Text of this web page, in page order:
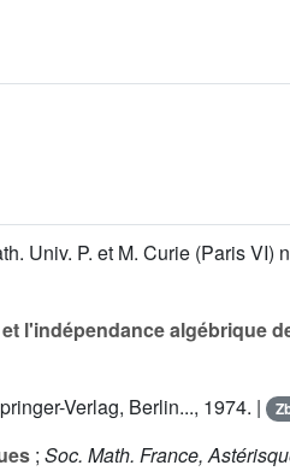
Univ. P. et M. Curie (Paris VI)
l'indépendance algébrique
Verlag, Berlin..., 1974. |
; Soc. Math. France,